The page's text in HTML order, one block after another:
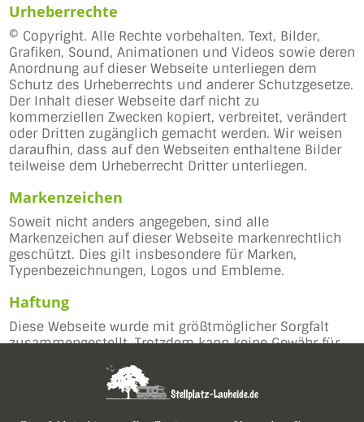
Urheberrechte
© Copyright. Alle Rechte vorbehalten. Text, Bilder,
Grafiken, Sound, Animationen und Videos sowie deren
Anordnung auf dieser Webseite unterliegen dem
Schutz des Urheberrechts und anderer Schutzgesetze.
Der Inhalt dieser Webseite darf nicht zu
kommerziellen Zwecken kopiert, verbreitet, verändert
oder Dritten zugänglich gemacht werden. Wir weisen
daraufhin, dass auf den Webseiten enthaltene Bilder
teilweise dem Urheberrecht Dritter unterliegen.
Markenzeichen
Soweit nicht anders angegeben, sind alle
Markenzeichen auf dieser Webseite markenrechtlich
geschützt. Dies gilt insbesondere für Marken,
Typenbezeichnungen, Logos und Embleme.
Haftung
Diese Webseite wurde mit größtmöglicher Sorgfalt
zusammengestellt. Trotzdem kann keine Gewähr für
Informationen übernommen werden. Jegliche Haftung
für Schäden, die direkt oder indirekt aus der